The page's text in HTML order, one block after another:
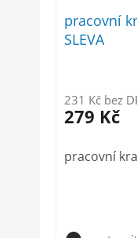
pracovní
SLEVA
231 Kč bez
279 Kč
pracovní